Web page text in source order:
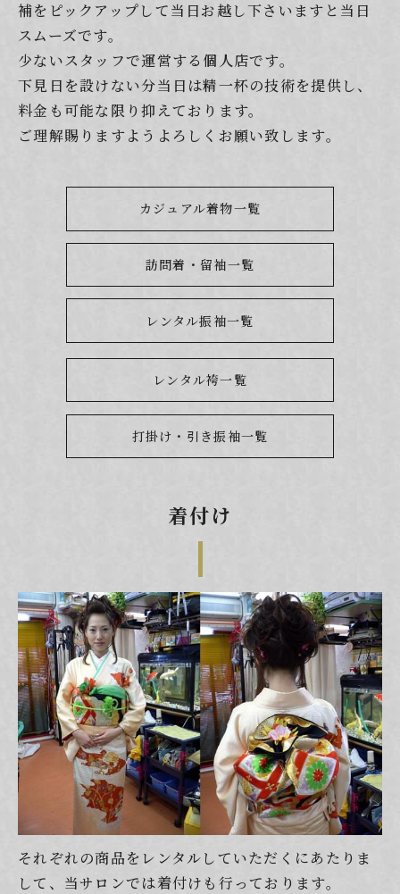
補をピックアップして当日お越し下さいますと当日
スムーズです。
少ないスタッフで運営する個人店です。
下見日を設けない分当日は精一杯の技術を提供し、
料金も可能な限り抑えております。
ご理解賜りますようよろしくお願い致します。
カジュアル着物一覧
訪問着・留袖一覧
レンタル振袖一覧
レンタル袴一覧
打掛け・引き振袖一覧
着付け
それぞれの商品をレンタルしていただくにあたりま
して、当サロンでは着付けも行っております。